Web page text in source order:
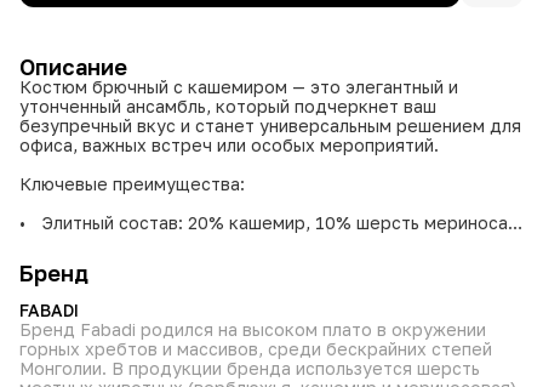
Описание
Костюм брючный с кашемиром — это элегантный и
утонченный ансамбль, который подчеркнет ваш
безупречный вкус и станет универсальным решением для
офиса, важных встреч или особых мероприятий.
Ключевые преимущества:
• Элитный состав: 20% кашемир, 10% шерсть мериноса,
обеспечивает невероятную мягкость, тепло и легкость,
сохраняя безупречный внешний вид.
• Идеальная посадка: Размеры 48-50, 52-54, 56-58
подходят для разных типов фигур, а продуманный крой
подчеркивает силуэт.
• Практичность: Костюм не мнется, сохраняет форму
после носки и не требует сложного ухода.
Бренд
FABADI
Бренд Fabadi родился на высоком плато в окружении
горных хребтов и массивов, среди бескрайних степей
Монголии. В продукции бренда используется шерсть